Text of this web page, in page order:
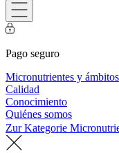
Pago seguro
Micronutrientes y
Calidad
Conocimiento
Quiénes somos
Zur Kategorie